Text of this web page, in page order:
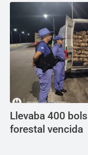
Llevaba 400
forestal vencida